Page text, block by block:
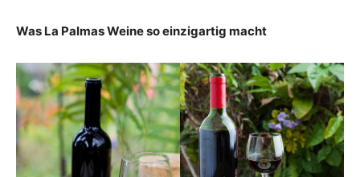
Was La Palmas Weine so einzigartig macht